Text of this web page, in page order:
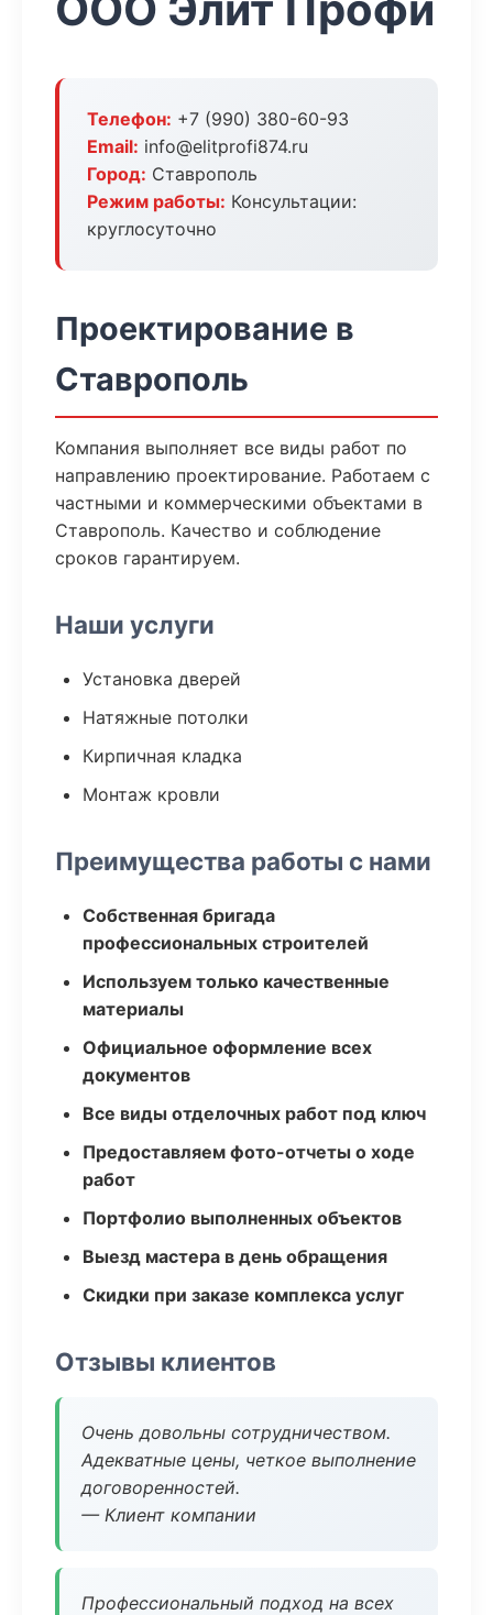
Телефон: +7 (990) 380-60-93
Email: info@elitprofi874.ru
Город: Ставрополь
Режим работы: Консультации:
круглосуточно
Проектирование в
Ставрополь
Компания выполняет все виды работ по
направлению проектирование. Работаем с
частными и коммерческими объектами в
Ставрополь. Качество и соблюдение
сроков гарантируем.
Наши услуги
Установка дверей
Натяжные потолки
Кирпичная кладка
Монтаж кровли
Преимущества работы с нами
Собственная бригада
профессиональных строителей
Используем только качественные
материалы
Официальное оформление всех
документов
Все виды отделочных работ под ключ
Предоставляем фото-отчеты о ходе
работ
Портфолио выполненных объектов
Выезд мастера в день обращения
Скидки при заказе комплекса услуг
Отзывы клиентов
Очень довольны сотрудничеством.
Адекватные цены, четкое выполнение
договоренностей.
— Клиент компании
Профессиональный подход на всех